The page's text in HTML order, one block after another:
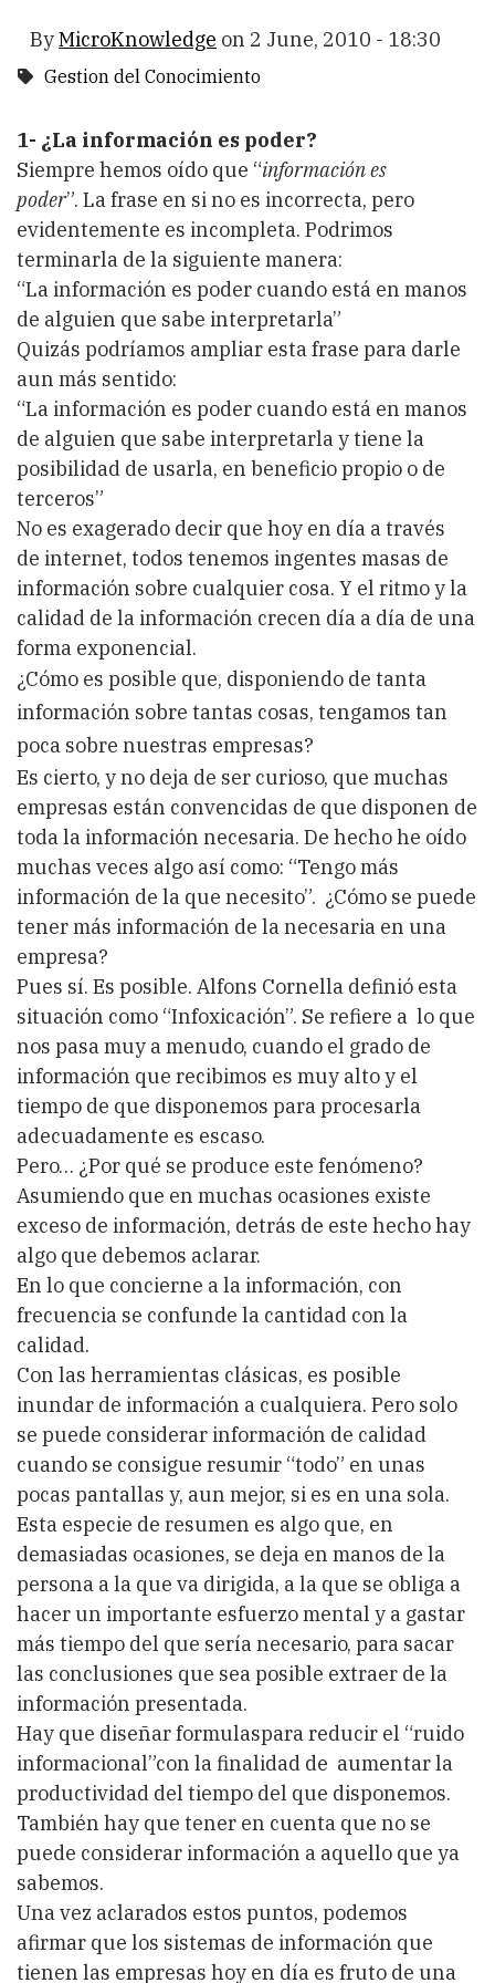
ByMicroKnowledge on 2 June, 2010 - 18:30
Gestion del Conocimiento
1- ¿La información es poder?
Siempre hemos oído que “información es
poder”. La frase en si no es incorrecta, pero
evidentemente es incompleta. Podrimos
terminarla de la siguiente manera:
“La información es poder cuando está en manos
de alguien que sabe interpretarla”
Quizás podríamos ampliar esta frase para darle
aun más sentido:
“La información es poder cuando está en manos
de alguien que sabe interpretarla y tiene la
posibilidad de usarla, en beneficio propio o de
terceros”
No es exagerado decir que hoy en día a través
de internet, todos tenemos ingentes masas de
información sobre cualquier cosa. Y el ritmo y la
calidad de la información crecen día a día de una
forma exponencial.
¿Cómo es posible que, disponiendo de tanta
información sobre tantas cosas, tengamos tan
poca sobre nuestras empresas?
Es cierto, y no deja de ser curioso, que muchas
empresas están convencidas de que disponen de
toda la información necesaria. De hecho he oído
muchas veces algo así como: “Tengo más
información de la que necesito”. ¿Cómo se puede
tener más información de la necesaria en una
empresa?
Pues sí. Es posible. Alfons Cornella definió esta
situación como “Infoxicación”. Se refiere a lo que
nos pasa muy a menudo, cuando el grado de
información que recibimos es muy alto y el
tiempo de que disponemos para procesarla
adecuadamente es escaso.
Pero… ¿Por qué se produce este fenómeno?
Asumiendo que en muchas ocasiones existe
exceso de información, detrás de este hecho hay
algo que debemos aclarar.
En lo que concierne a la información, con
frecuencia se confunde la cantidad con la
calidad.
Con las herramientas clásicas, es posible
inundar de información a cualquiera. Pero solo
se puede considerar información de calidad
cuando se consigue resumir “todo” en unas
pocas pantallas y, aun mejor, si es en una sola.
Esta especie de resumen es algo que, en
demasiadas ocasiones, se deja en manos de la
persona a la que va dirigida, a la que se obliga a
hacer un importante esfuerzo mental y a gastar
más tiempo del que sería necesario, para sacar
las conclusiones que sea posible extraer de la
información presentada.
Hay que diseñar formulaspara reducir el “ruido
informacional”con la finalidad de aumentar la
productividad del tiempo del que disponemos.
También hay que tener en cuenta que no se
puede considerar información a aquello que ya
sabemos.
Una vez aclarados estos puntos, podemos
afirmar que los sistemas de información que
tienen las empresas hoy en día es fruto de una